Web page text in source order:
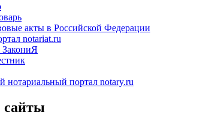
акты в Российской Федерации
notariat.ru
ЗакониЯ
портал notary.ru